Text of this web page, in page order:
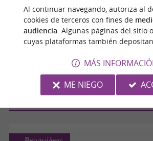
Bagel Corner
Blagnac
Al continuar navegando, autoriza al
cookies de terceros con fines de
audiencia. Algunas páginas del sitio
cuyas plataformas también
MÁS
ME NIEGO